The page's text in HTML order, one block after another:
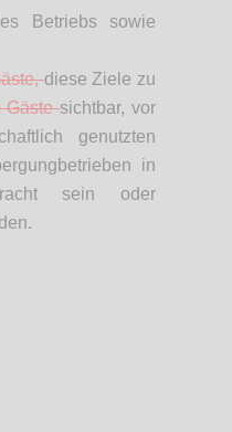
Betriebs sowie
diese Ziele zu
Gästesichtbar, vor
genutzten
in
sein oder